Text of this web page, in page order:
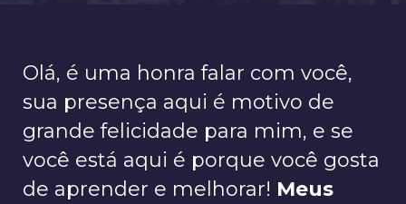
Olá, é uma honra falar com você,
sua presença aqui é motivo de
grande felicidade para mim, e se
você está aqui é porque você gosta
de aprender e melhorar! Meus